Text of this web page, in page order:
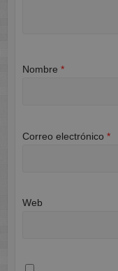
Nombre *
Correo electrónico *
Web